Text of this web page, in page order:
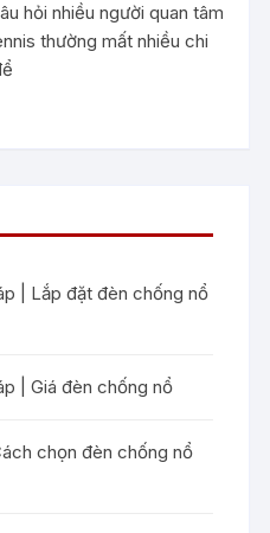
hỏi nhiều người quan tâm
thường mất nhiều chi
| Lắp đặt đèn chống nổ
| Giá đèn chống nổ
chọn đèn chống nổ